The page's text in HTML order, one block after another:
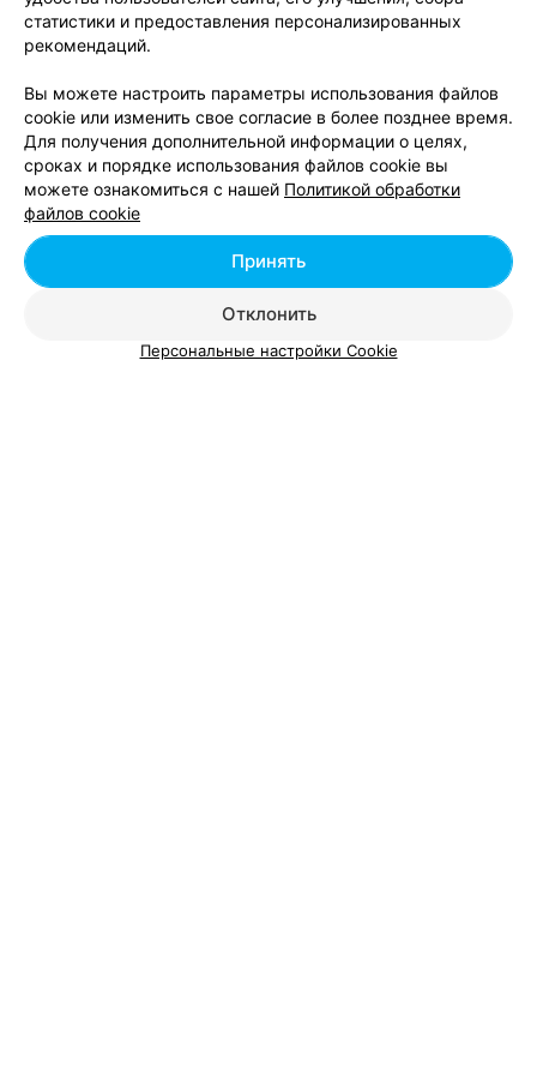
Азбука мира
Минск, ул. Матусевича, 72 до 19:00
ПОДАРКИ
Аромат любви
Минск, ул. Матусевича, 72 до 19:00
статистики и предоставления персонализированных
рекомендаций.
Вы можете настроить параметры использования файлов
cookie или изменить свое согласие в более позднее время.
Для получения дополнительной информации о целях,
сроках и порядке использования файлов cookie вы
можете ознакомиться с нашей Политикой обработки
файлов cookie
Отклонить
Принять
Персональные настройки Cookie